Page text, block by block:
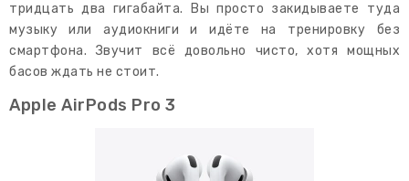
тридцать два гигабайта. Вы просто закидываете туда
музыку или аудиокниги и идёте на тренировку без
смартфона. Звучит всё довольно чисто, хотя мощных
басов ждать не стоит.
Apple AirPods Pro 3